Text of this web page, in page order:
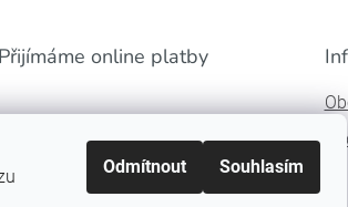
Odmítnout Souhlasím
Přijímáme online platby